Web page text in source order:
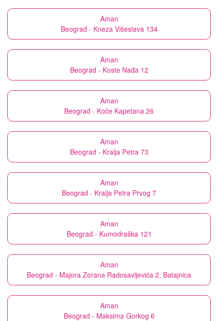
Aman
Beograd - Kneza Višeslava 134
Aman
Beograd - Koste Nađa 12
Aman
Beograd - Koče Kapetana 26
Aman
Beograd - Kralja Petra 73
Aman
Beograd - Kralja Petra Prvog 7
Aman
Beograd - Kumodraška 121
Aman
Beograd - Majora Zorana Radosavljevića 2, Batajnica
Aman
Beograd - Maksima Gorkog 6